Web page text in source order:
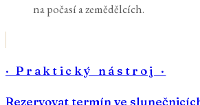
na počasí a zemědělcích.
· Praktický nástroj ·
Rezervovat termín ve